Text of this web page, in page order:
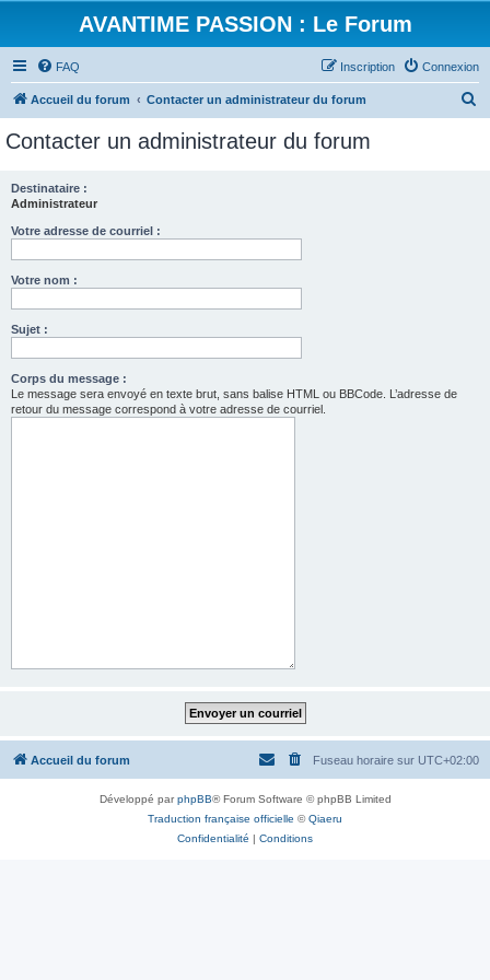
AVANTIME PASSION : Le Forum
FAQ Connexion
Inscription
Accueil du forum Contacter un administrateur du forum
Contacter un administrateur du forum
Destinataire :
Administrateur
Votre adresse de courriel :
Votre nom :
Sujet :
Corps du message :
Le message sera envoyé en texte brut, sans balise HTML ou BBCode. L’adresse de
retour du message correspond à votre adresse de courriel.
Accueil du forum Fuseau horaire sur UTC+02:00
Développé parphpBB® Forum Software © phpBB Limited
Traduction française officielle ©Qiaeru
Confidentialité | Conditions